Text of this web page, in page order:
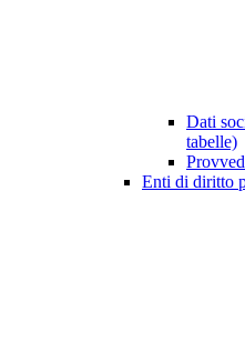
Dati
tabelle)
Enti di diritto